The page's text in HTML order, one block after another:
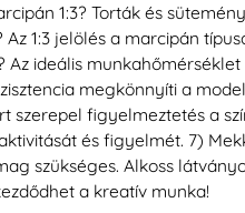
1:3? Torták és
1:3 jelölés a marcipán
ideális munkahőmérséklet
megkönnyíti a
szerepel figyelmeztetés a
és figyelmét. 7)
szükséges. Alkoss
a kreatív munka!